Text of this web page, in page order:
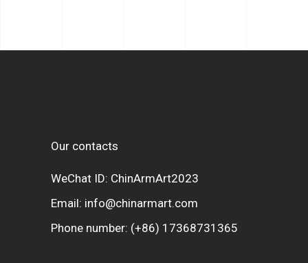
Our contacts
WeChat ID: ChinArmArt2023
Email: info@chinarmart.com
Phone number: (+86) 17368731365